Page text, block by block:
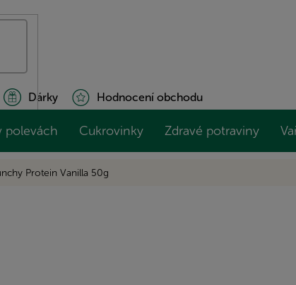
Dárky Hodnocení obchodu
polevách Cukrovinky Zdravé potraviny
Protein Vanilla 50g